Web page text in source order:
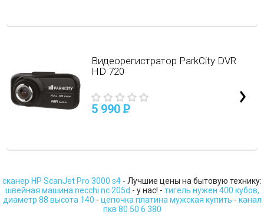
Видеорегистратор ParkCity DVR
HD 720
5 990 P
сканер HP ScanJet Pro 3000 s4 - Лучшие цены на бытовую технику:
швейная машина necchi nc 205d - у нас! - тигель нужен 400 кубов,
диаметр 88 высота 140 - цепочка платина мужская купить - канал
пкв 80 50 6 380